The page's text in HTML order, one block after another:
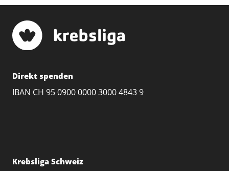
Direkt spenden
IBAN CH 95 0900 0000 3000 4843 9
Krebsliga Schweiz